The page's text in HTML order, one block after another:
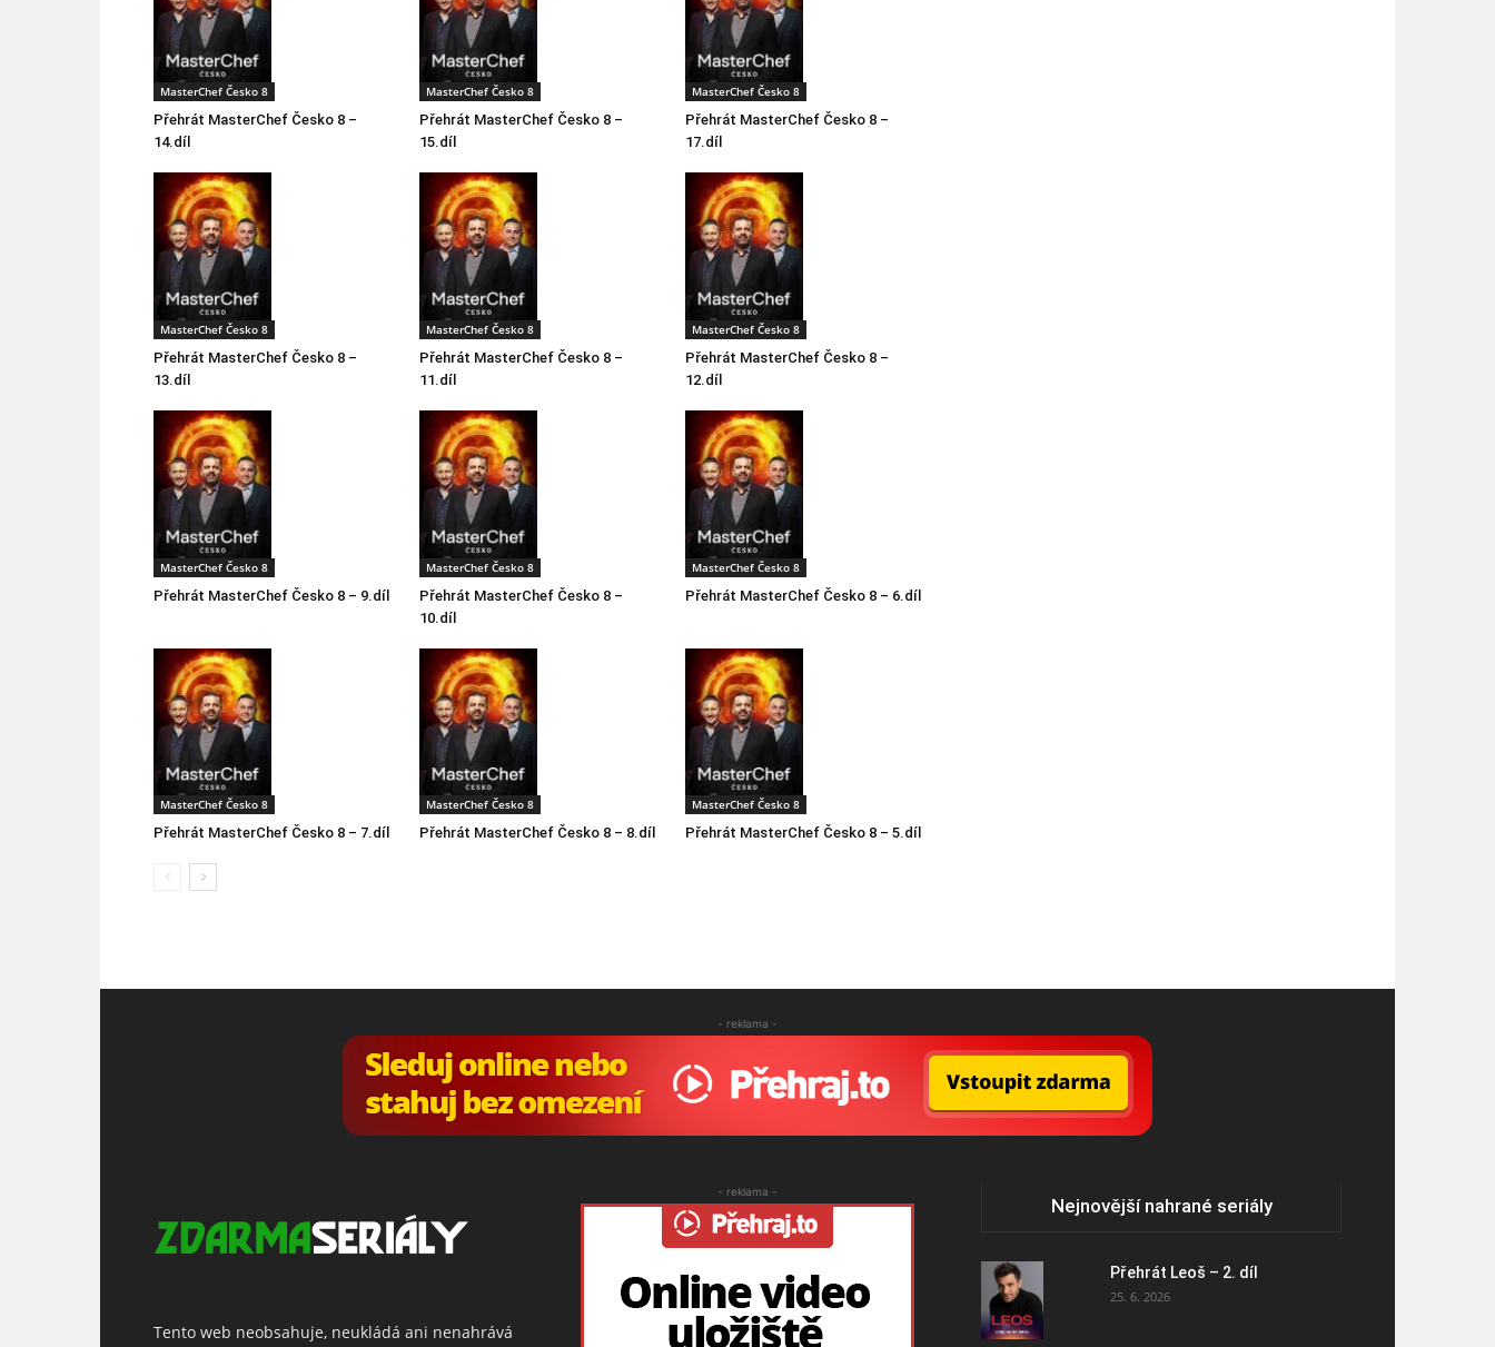
MasterChef Česko 8
Přehrát MasterChef Česko 8 –
14.díl
MasterChef Česko 8
Přehrát MasterChef Česko 8 –
15.díl
MasterChef Česko 8
Přehrát MasterChef Česko 8 –
17.díl
MasterChef Česko 8
Přehrát MasterChef Česko 8 –
13.díl
MasterChef Česko 8
Přehrát MasterChef Česko 8 –
11.díl
MasterChef Česko 8
Přehrát MasterChef Česko 8 –
12.díl
MasterChef Česko 8
Přehrát MasterChef Česko 8 – 9.díl
MasterChef Česko 8
Přehrát MasterChef Česko 8 –
10.díl
MasterChef Česko 8
Přehrát MasterChef Česko 8 – 6.díl
MasterChef Česko 8
Přehrát MasterChef Česko 8 – 7.díl
MasterChef Česko 8
Přehrát MasterChef Česko 8 – 8.díl
MasterChef Česko 8
Přehrát MasterChef Česko 8 – 5.díl
- reklama -
Tento web neobsahuje, neukládá ani nenahrává
- reklama -
Nejnovější nahrané seriály
Přehrát Leoš – 2. díl
25. 6. 2026